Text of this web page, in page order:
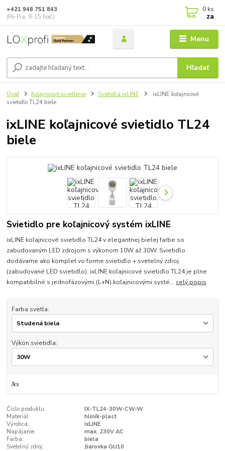
Menu
Hľadať
+421 948 751 843
(Po-Pia, 9-15 hod.)
0 ks
za
Úvod Koľajnicové osvetlenie Svietidlá ixLINE
ixLINE koľajnicové
svietidlo TL24 biele
ixLINE koľajnicové svietidlo TL24
biele
Svietidlo pre koľajnicový systém ixLINE
ixLINE koľajnicové svietidlo TL24 v elegantnej bielej farbe so
zabudovaným LED zdrojom s výkonom 10W až 30W. Svietidlo
dodávame ako komplet vo forme svietidlo + svetelný zdroj
(zabudované LED svietidlo). ixLINE koľajnicové svietidlo TL24 je plne
kompatibilné s jednofázovými (L+N) koľajnicovými systé... celý popis
Farba svetla:
Výkon svietidla:
/ks
Číslo produktu:
IX-TL24-30W-CW-W
Materiál:
hliník-plast
Výrobca:
ixLINE
Napájanie:
max. 230V AC
Farba:
biela
Svetelný zdroj:
žiarovka GU10